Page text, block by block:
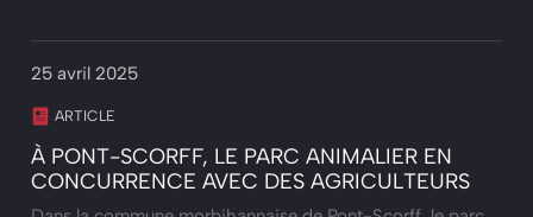
25 avril 2025
ARTICLE
À PONT-SCORFF, LE PARC ANIMALIER EN
CONCURRENCE AVEC DES AGRICULTEURS